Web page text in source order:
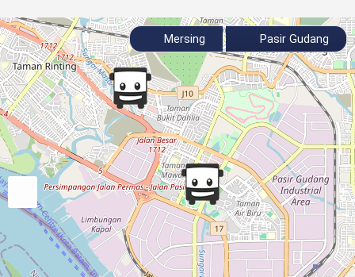
Mersing Pasir Gudang